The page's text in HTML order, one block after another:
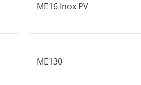
ME16 Inox PV
ME130